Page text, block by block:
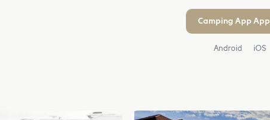
Camping App App
Android iOS